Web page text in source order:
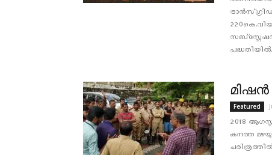
മിഷന്‍
Featured
2018
കനത്ത